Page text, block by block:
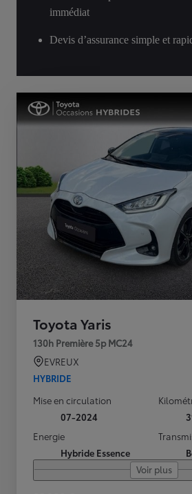
immédiat
Devis d’assurance simple et
Toyota Yaris
130h Première 5p MC24
EVREUX
HYBRIDE
Mise en circulation
07-2024
Energie
Hybride Essence
Voir plus